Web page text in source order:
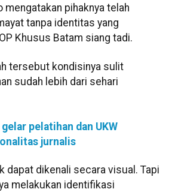
mengatakan pihaknya telah
tanpa identitas yang
Khusus Batam siang tadi.
tersebut kondisinya sulit
sudah lebih dari sehari
pelatihan dan UKW
jurnalis
dapat dikenali secara visual. Tapi
melakukan identifikasi